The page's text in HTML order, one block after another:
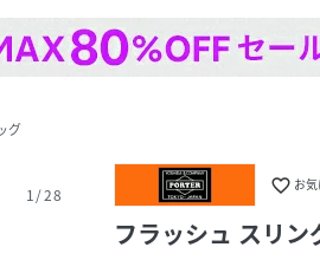
グ
1/28 favorite_border お
フラッシュ スリ